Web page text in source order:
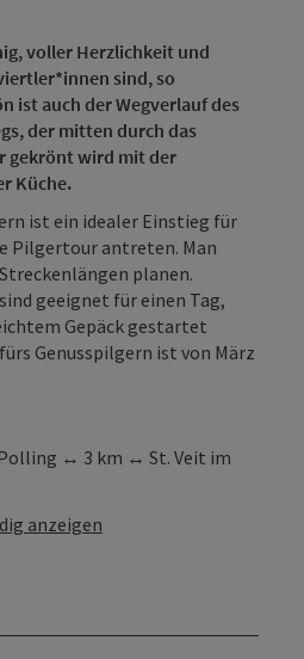
voller Herzlichkeit und
sind, so
ist auch der Wegverlauf des
der mitten durch das
gekrönt wird mit der
Küche.
ist ein idealer Einstieg für
Pilgertour antreten. Man
planen.
geeignet für einen Tag,
Gepäck gestartet
Genusspilgern ist von März
↔ 3 km ↔ St. Veit im
anzeigen